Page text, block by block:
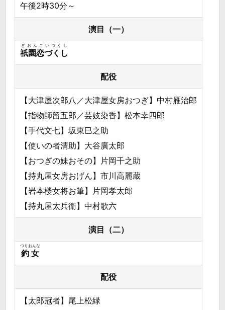
午後2時30分～
演目（一）
祇園恋づくし
ぎおんこいづくし
配役
【大津屋次郎八／大津屋女房おつぎ】中村雁治郎
【指物師留五郎／芸妓染香】松本幸四郎
【手代文七】坂東巳之助
【使いの者清助】大谷廣太郎
【おつぎの妹おその】片岡千之助
【持丸屋女房おげん】市川高麗蔵
【岩本楼女将お筆】片岡孝太郎
【持丸屋太兵衛】中村歌六
演目（二）
釣女
つりおんな
配役
【太郎冠者】尾上松緑